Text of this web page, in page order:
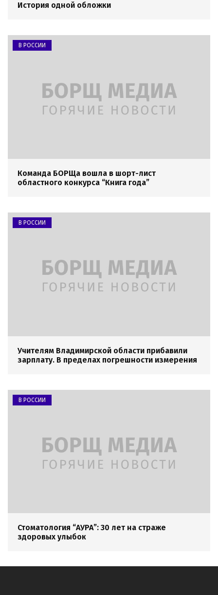
История одной обложки
В РОССИИ
Команда БОРЩа вошла в шорт-лист
областного конкурса “Книга года”
В РОССИИ
Учителям Владимирской области прибавили
зарплату. В пределах погрешности измерения
В РОССИИ
Стоматология “АУРА”: 30 лет на страже
здоровых улыбок